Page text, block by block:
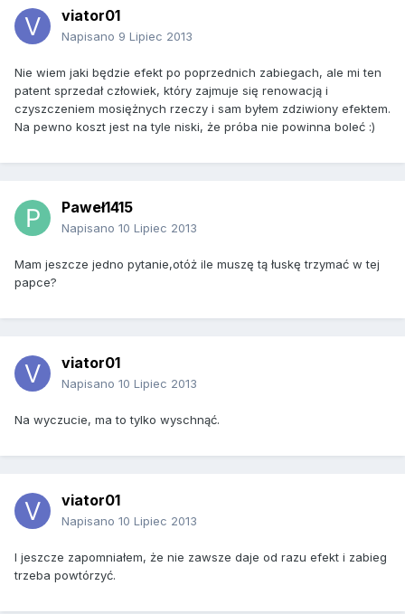
viator01
Napisano 9 Lipiec 2013
Nie wiem jaki będzie efekt po poprzednich zabiegach, ale mi ten
patent sprzedał człowiek, który zajmuje się renowacją i
czyszczeniem mosiężnych rzeczy i sam byłem zdziwiony efektem.
Na pewno koszt jest na tyle niski, że próba nie powinna boleć :)
Paweł1415
Napisano 10 Lipiec 2013
Mam jeszcze jedno pytanie,otóż ile muszę tą łuskę trzymać w tej
papce?
viator01
Napisano 10 Lipiec 2013
Na wyczucie, ma to tylko wyschnąć.
viator01
Napisano 10 Lipiec 2013
I jeszcze zapomniałem, że nie zawsze daje od razu efekt i zabieg
trzeba powtórzyć.